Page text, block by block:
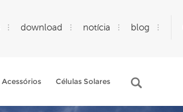
download notícia blog
Acessórios Células Solares